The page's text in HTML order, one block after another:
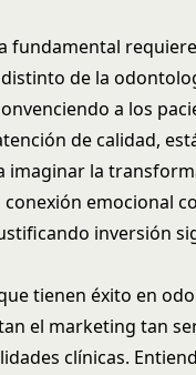
fundamental
de la
a los
de calidad,
imaginar la
emocional
inversión
tienen éxito en
el marketing tan
clínicas.